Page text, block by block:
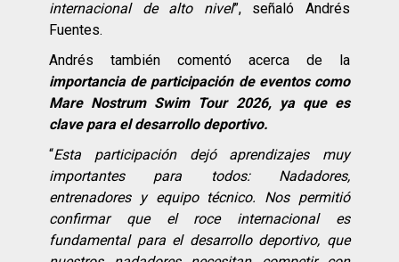
internacional de alto nivel”, señaló Andrés
Fuentes.
Andrés también comentó acerca de la
importancia de participación de eventos como
Mare Nostrum Swim Tour 2026, ya que es
clave para el desarrollo deportivo.
“Esta participación dejó aprendizajes muy
importantes para todos: Nadadores,
entrenadores y equipo técnico. Nos permitió
confirmar que el roce internacional es
fundamental para el desarrollo deportivo, que